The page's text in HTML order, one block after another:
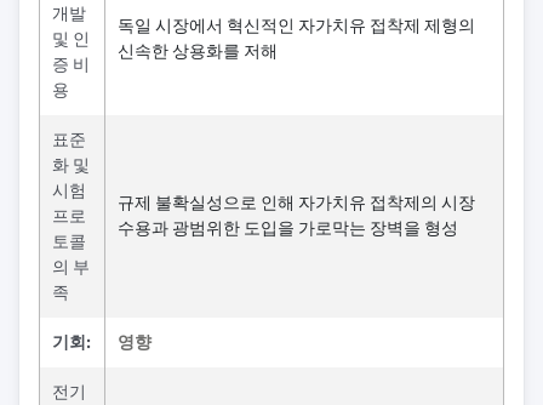
개발
및 인
증 비
용
독일 시장에서 혁신적인 자가치유 접착제 제형의
신속한 상용화를 저해
표준
화 및
시험
프로
토콜
의 부
족
규제 불확실성으로 인해 자가치유 접착제의 시장
수용과 광범위한 도입을 가로막는 장벽을 형성
기회: 영향
전기